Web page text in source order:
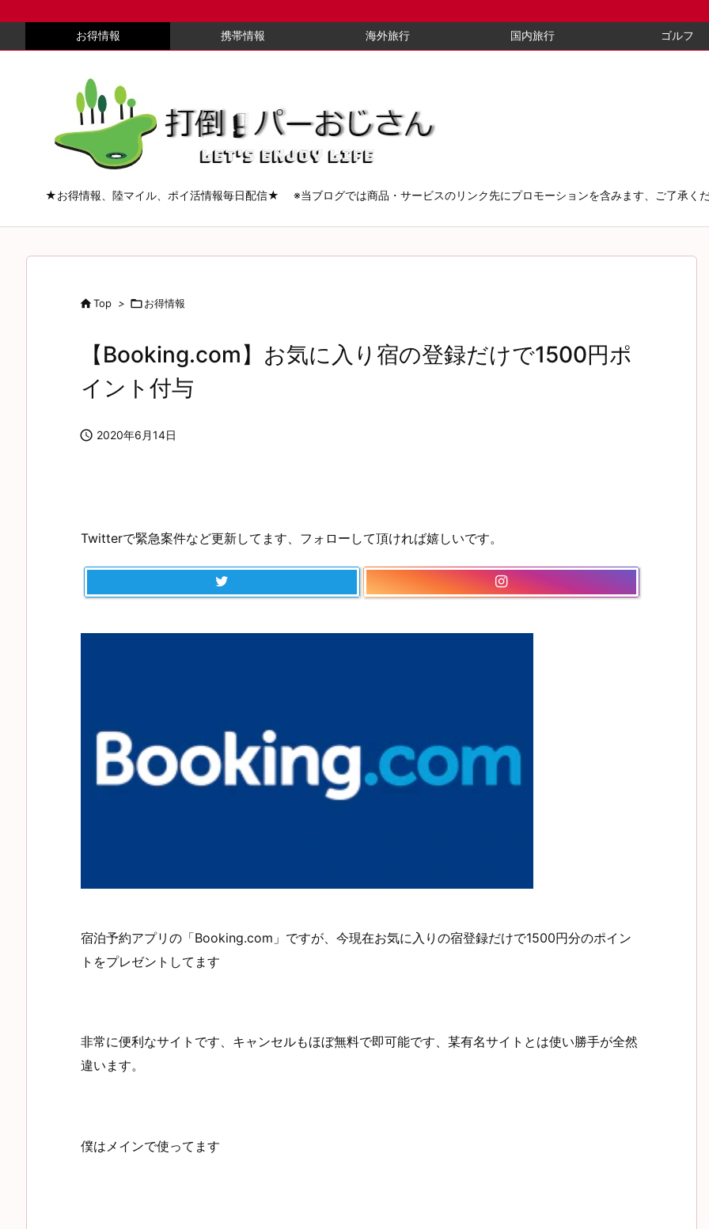
お得情報 携帯情報 海外旅行 国内旅行 ゴルフ
★お得情報、陸マイル、ポイ活情報毎日配信★ ※当ブログでは商品・サービスのリンク先にプロモーションを含みます、ご了承く
Top > お得情報
【Booking.com】お気に入り宿の登録だけで1500円ポ
イント付与
 2020年6月14日
Twitterで緊急案件など更新してます、フォローして頂ければ嬉しいです。
宿泊予約アプリの「Booking.com」ですが、今現在お気に入りの宿登録だけで1500円分のポイン
トをプレゼントしてます
非常に便利なサイトです、キャンセルもほぼ無料で即可能です、某有名サイトとは使い勝手が全然
違います。
僕はメインで使ってます